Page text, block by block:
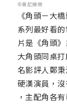
©曼尼娛樂
《角頭－大
系列最好看
片是《角頭
大角頭同桌
名影評人鄭
硬漢演員，
，主配角各